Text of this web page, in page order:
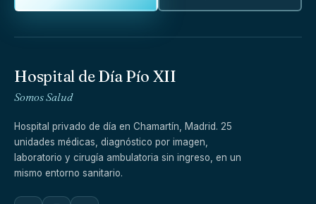
Hospital de Día Pío XII
Somos Salud
Hospital privado de día en Chamartín, Madrid. 25
unidades médicas, diagnóstico por imagen,
laboratorio y cirugía ambulatoria sin ingreso, en un
mismo entorno sanitario.